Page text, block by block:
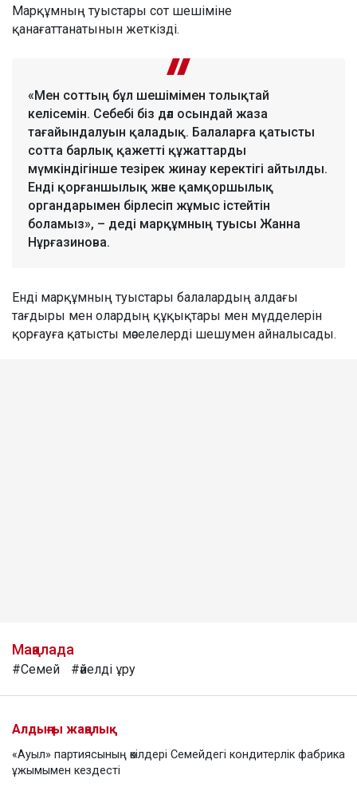
Марқұмның туыстары сот шешіміне
қанағаттанатынын жеткізді.
«Мен соттың бұл шешімімен толықтай
келісемін. Себебі біз дәл осындай жаза
тағайындалуын қаладық. Балаларға қатысты
сотта барлық қажетті құжаттарды
мүмкіндігінше тезірек жинау керектігі айтылды.
Енді қорғаншылық және қамқоршылық
органдарымен бірлесіп жұмыс істейтін
боламыз», – деді марқұмның туысы Жанна
Нұрғазинова.
Енді марқұмның туыстары балалардың алдағы
тағдыры мен олардың құқықтары мен мүдделерін
қорғауға қатысты мәселелерді шешумен айналысады.
Мақалада
#Семей #әйелді ұру
Алдыңғы жаңалық
«Ауыл» партиясының өкілдері Семейдегі кондитерлік фабрика
ұжымымен кездесті